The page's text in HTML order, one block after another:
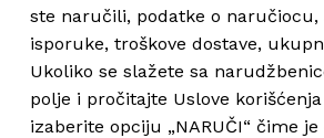
ste naručili, podatke o naručiocu,
isporuke, troškove dostave,
Ukoliko se slažete sa
polje i pročitajte Uslove
izaberite opciju „NARUČI“ čime